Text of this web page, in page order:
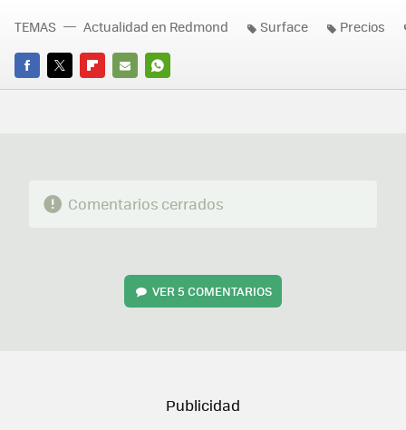
FACEBOOK
TWITTERFLIPBOARD
E-
WHATSAPP
TEMAS Actualidad en Redmond Surface Precios
Comentarios cerrados
VER 5 COMENTARIOS